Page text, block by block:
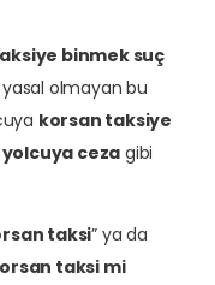
binmek suç
olmayan bu
korsan taksiye
ceza gibi
taksi” ya da
taksi mi